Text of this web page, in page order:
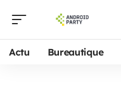
Actu Bureautique